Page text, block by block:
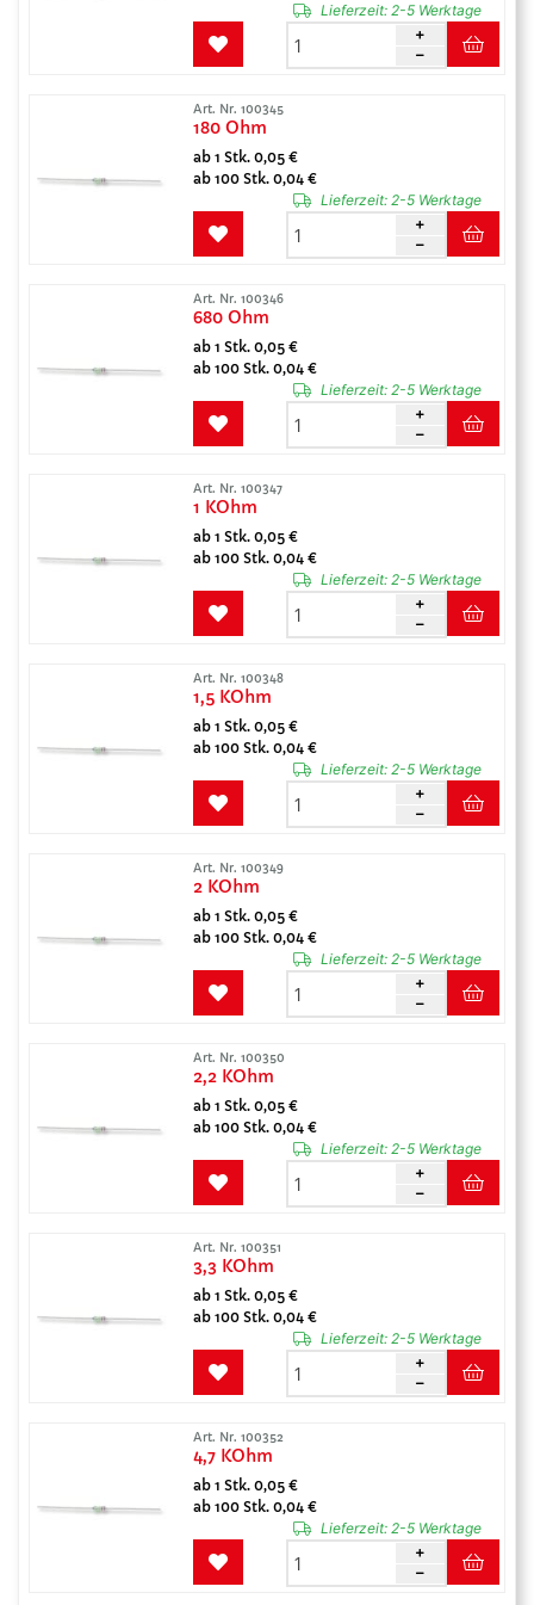
Lieferzeit:2-5 Werktage
Art. Nr. 100345
180 Ohm
ab 1 Stk. 0,05 €
ab 100 Stk. 0,04 €
Lieferzeit:2-5 Werktage
Art. Nr. 100346
680 Ohm
ab 1 Stk. 0,05 €
ab 100 Stk. 0,04 €
Lieferzeit:2-5 Werktage
Art. Nr. 100347
1 KOhm
ab 1 Stk. 0,05 €
ab 100 Stk. 0,04 €
Lieferzeit:2-5 Werktage
Art. Nr. 100348
1,5 KOhm
ab 1 Stk. 0,05 €
ab 100 Stk. 0,04 €
Lieferzeit:2-5 Werktage
Art. Nr. 100349
2 KOhm
ab 1 Stk. 0,05 €
ab 100 Stk. 0,04 €
Lieferzeit:2-5 Werktage
Art. Nr. 100350
2,2 KOhm
ab 1 Stk. 0,05 €
ab 100 Stk. 0,04 €
Lieferzeit:2-5 Werktage
Art. Nr. 100351
3,3 KOhm
ab 1 Stk. 0,05 €
ab 100 Stk. 0,04 €
Lieferzeit:2-5 Werktage
Art. Nr. 100352
4,7 KOhm
ab 1 Stk. 0,05 €
ab 100 Stk. 0,04 €
Lieferzeit:2-5 Werktage